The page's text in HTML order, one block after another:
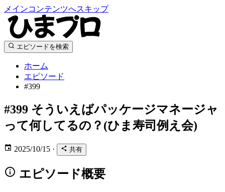
メインコンテンツへスキップ
エピソードを検索
ホーム
エピソード
#399
#399 そういえばパッケージマネージャ
って何してるの？(ひま寿司例え会)
2025/10/15 · 共有
エピソード概要